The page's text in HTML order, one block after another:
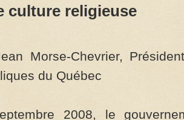
culture religieuse
Morse-Chevrier,
du Québec
2008, le